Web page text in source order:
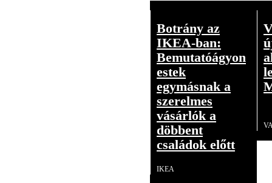
Botrány az
IKEA-ban:
Bemutatóágyon
estek
egymásnak a
szerelmes
vásárlók a
döbbent
családok előtt
IKEA